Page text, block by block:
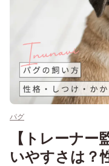
パグ
【トレーナー
いやすさは？